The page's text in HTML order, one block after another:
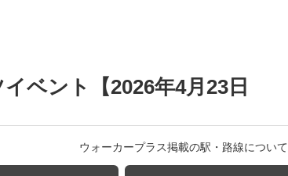
ベント【2026年4月23日
ウォーカープラス掲載の駅・路線について